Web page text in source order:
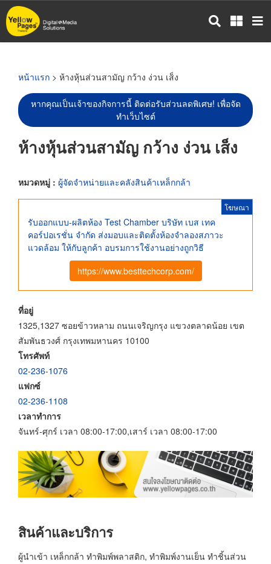
ข้าม
ไป
หน้าแรก > ห้างหุ้นส่วนสามัญ กว้าง ง่วน เส็ง
หากคุณเป็นเจ้าของกิจการนี้ ติดต่อรับส่วนลดพิเศษ! เพื่อจัด
ทำเว็บไซต์
ห้างหุ้นส่วนสามัญ กว้าง ง่วน เส็ง
หมวดหมู่ : ผู้จัดจำหน่ายและคลังสินค้าเหล็กกล้า
โฆษณา
รับออกแบบ-ผลิตห้อง Test Chamber บริษัท เบส เทค
คอร์ปอเรชั่น จำกัด ส่งมอบและติดตั้งห้องจำลองสภาวะ
แวดล้อม ให้กับลูกค้า อบรมการใช้งานอย่างถูกวิธี
https://www.besttechcorp.com/
ที่อยู่
1325,1327 ซอยข้าวหลาม ถนนเจริญกรุง แขวงตลาดน้อย เขต
สัมพันธวงศ์ กรุงเทพมหานคร 10100
โทรศัพท์
02-236-1076
แฟกซ์
02-236-1108
เวลาทำการ
จันทร์-ศุกร์ เวลา 08:00-17:00,เสาร์ เวลา 08:00-17:00
สินค้าและบริการ
ผู้นำเข้า เหล็กกล้า ทำพิมพ์พลาสติก, ทำพิมพ์งานเย็น ทำชิ้นส่วน